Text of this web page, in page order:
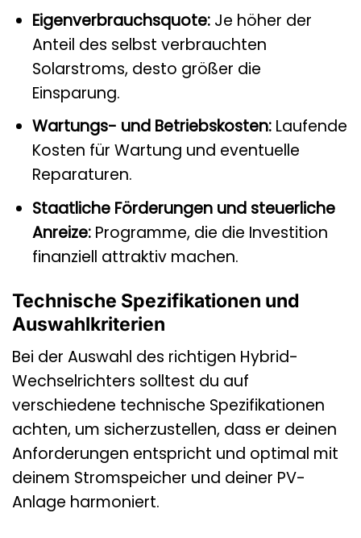
Eigenverbrauchsquote:Je höher der
Anteil des selbst verbrauchten
Solarstroms, desto größer die
Einsparung.
Wartungs- und Betriebskosten:Laufende
Kosten für Wartung und eventuelle
Reparaturen.
Staatliche Förderungen und steuerliche
Anreize:Programme, die die Investition
finanziell attraktiv machen.
Technische Spezifikationen und
Auswahlkriterien
Bei der Auswahl des richtigen Hybrid-
Wechselrichters solltest du auf
verschiedene technische Spezifikationen
achten, um sicherzustellen, dass er deinen
Anforderungen entspricht und optimal mit
deinem Stromspeicher und deiner PV-
Anlage harmoniert.